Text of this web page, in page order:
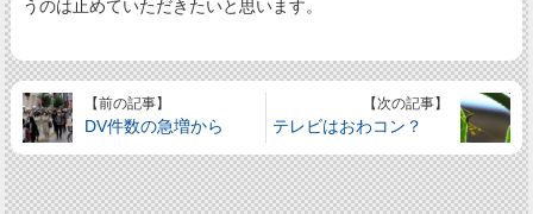
うのは止めていただきたいと思います。
【前の記事】
DV件数の急増から
【次の記事】
テレビはおわコン？